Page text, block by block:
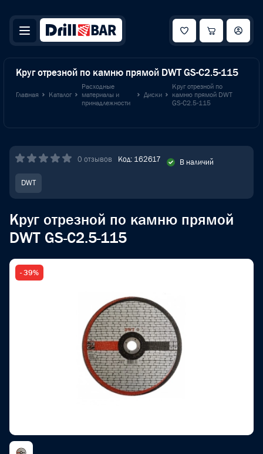
Круг отрезной по камню прямой DWT GS-C2.5-115
Главная Каталог
Расходные
материалы и
принадлежности
Диски
Круг отрезной по
камню прямой DWT
GS-C2.5-115
0 отзывов Код: 162617 В наличий
DWT
Круг отрезной по камню прямой
DWT GS-C2.5-115
- 39%